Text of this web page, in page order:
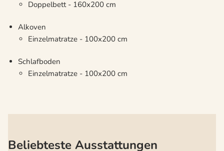
Doppelbett - 160x200 cm
Alkoven
Einzelmatratze - 100x200 cm
Schlafboden
Einzelmatratze - 100x200 cm
Beliebteste Ausstattungen